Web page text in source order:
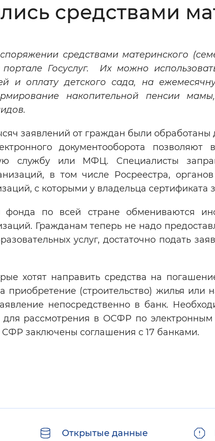
Инверсивный
Включены Выключены
: Воспроизвести Остановить
настройки
средствами
средствами материнского
Госуслуг. Их можно
и оплату детского сада, на
накопительной пенсии
заявлений от граждан были
документооборота
службу или МФЦ. Специалисты
в том числе Росреестра,
с которыми у владельца сертификата
фонда по всей стране обмениваются
Гражданам теперь не надо
услуг, достаточно подать
хотят направить средства на
приобретение (строительство) жилья или
непосредственно в банк.
для рассмотрения в ОСФР по электронным
заключены соглашения с 17 банками.
Открытые данные